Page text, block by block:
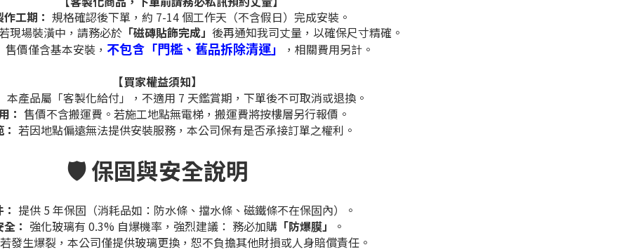
作工期： 規格確認後下單，約 7-14 個工作天（不含假日）完成安裝。
現場裝潢中，請務必於 「磁磚貼飾完成」 後再通知我司丈量，以確保尺寸精確。
售價僅含基本安裝， 不包含「門檻、舊品拆除清運」
，相關費用另計。
【買家權益須知】
本產品屬「客製化給付」，不適用 7 天鑑賞期，下單後不可取消或退換。
： 售價不含搬運費。若施工地點無電梯，搬運費將按樓層另行報價。
若因地點偏遠無法提供安裝服務，本公司保有是否承接訂單之權利。
🛡️ 保固與安全說明
提供 5 年保固（消耗品如：防水條、擋水條、磁鐵條不在保固內）。
： 強化玻璃有 0.3% 自爆機率，強烈建議： 務必加購「防爆膜」
。
發生爆裂，本公司僅提供玻璃更換，恕不負擔其他財損或人身賠償責任。